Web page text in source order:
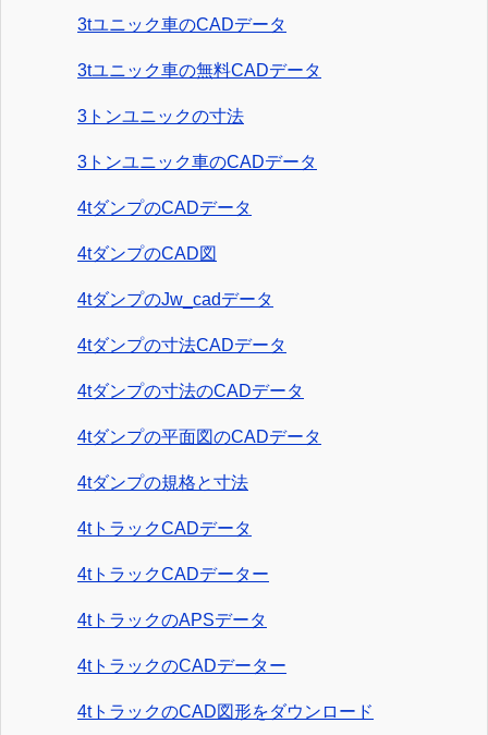
3tユニック車のCADデータ
3tユニック車の無料CADデータ
3トンユニックの寸法
3トンユニック車のCADデータ
4tダンプのCADデータ
4tダンプのCAD図
4tダンプのJw_cadデータ
4tダンプの寸法CADデータ
4tダンプの寸法のCADデータ
4tダンプの平面図のCADデータ
4tダンプの規格と寸法
4tトラックCADデータ
4tトラックCADデーター
4tトラックのAPSデータ
4tトラックのCADデーター
4tトラックのCAD図形をダウンロード